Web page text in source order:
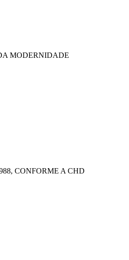
MODERNIDADE
CONFORME A CHD